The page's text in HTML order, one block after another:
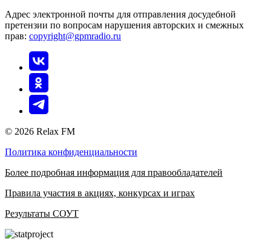
Адрес электронной почты для отправления досудебной
претензии по вопросам нарушения авторских и смежных
прав: copyright@gpmradio.ru
© 2026 Relax FM
Политика конфиденциальности
Более подробная информация для правообладателей
Правила участия в акциях, конкурсах и играх
Результаты СОУТ